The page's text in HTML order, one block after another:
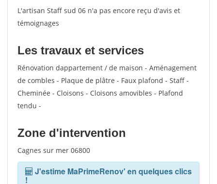
L'artisan Staff sud 06 n'a pas encore reçu d'avis et
témoignages
Les travaux et services
Rénovation dappartement / de maison - Aménagement
de combles - Plaque de plâtre - Faux plafond - Staff -
Cheminée - Cloisons - Cloisons amovibles - Plafond
tendu -
Zone d'intervention
Cagnes sur mer 06800